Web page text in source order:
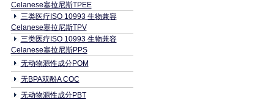
Celanese塞拉尼斯TPEE
三类医疗ISO 10993 生物兼容
Celanese塞拉尼斯TPV
三类医疗ISO 10993 生物兼容
Celanese塞拉尼斯PPS
无动物源性成分POM
无BPA双酚A COC
无动物源性成分PBT